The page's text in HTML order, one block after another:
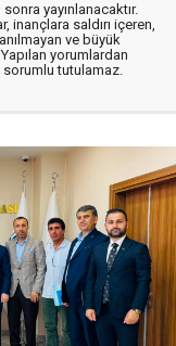
yayınlanacaktır.
inançlara saldırı içeren,
ve büyük
yorumlardan
sorumlu tutulamaz.